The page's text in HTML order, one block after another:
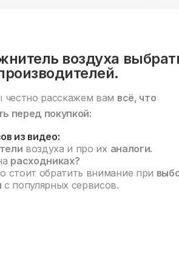
воздуха
расскажем вам всё, что
перед покупкой:
из видео:
воздуха и про их аналоги.
расходниках?
стоит обратить внимание при
с популярных сервисов.